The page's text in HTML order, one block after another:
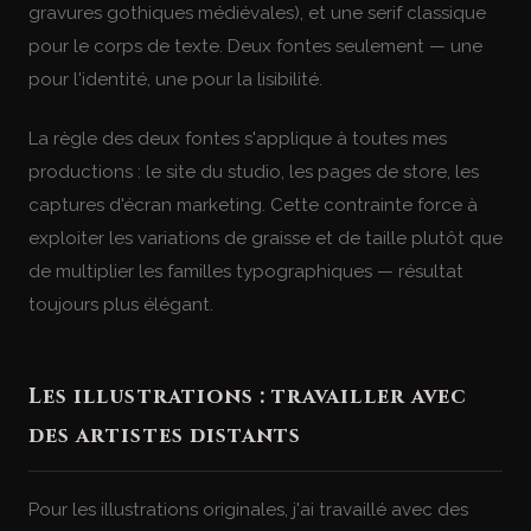
gravures gothiques médiévales), et une serif classique
pour le corps de texte. Deux fontes seulement — une
pour l'identité, une pour la lisibilité.
La règle des deux fontes s'applique à toutes mes
productions : le site du studio, les pages de store, les
captures d'écran marketing. Cette contrainte force à
exploiter les variations de graisse et de taille plutôt que
de multiplier les familles typographiques — résultat
toujours plus élégant.
Les illustrations : travailler avec
des artistes distants
Pour les illustrations originales, j'ai travaillé avec des